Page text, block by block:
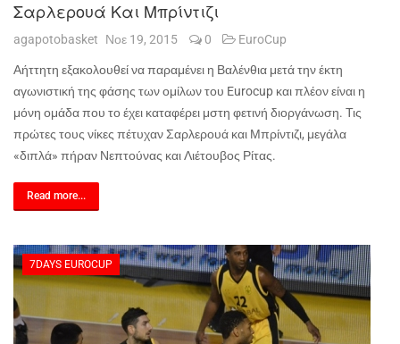
Σαρλερουά Και Μπρίντιζι
agapotobasket Νοε 19, 2015 0 EuroCup
Αήττητη εξακολουθεί να παραμένει η Βαλένθια μετά την έκτη
αγωνιστική της φάσης των ομίλων του Eurocup και πλέον είναι η
μόνη ομάδα που το έχει καταφέρει μστη φετινή διοργάνωση. Τις
πρώτες τους νίκες πέτυχαν Σαρλερουά και Μπρίντιζι, μεγάλα
«διπλά» πήραν Νεπτούνας και Λιέτουβος Ρίτας.
Read more...
7DAYS EUROCUP